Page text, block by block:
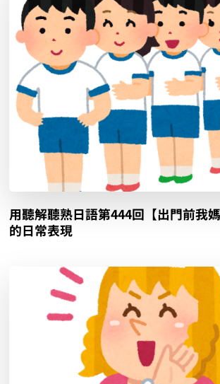
用聽解聽熟日語第444回【出門前我媽
的日常表現